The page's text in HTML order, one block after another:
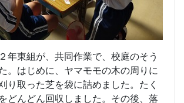
年東組が、共同作業で、校庭のそう
。はじめに、ヤマモモの木の周りに
り取った芝を袋に詰めました。たく
どんどん回収しました。その後、落